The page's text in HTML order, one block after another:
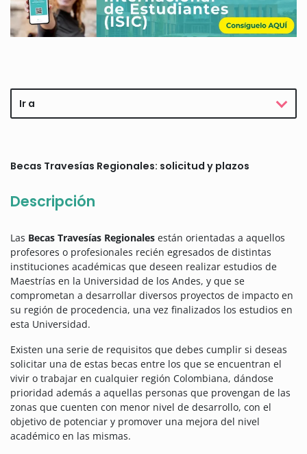
Ir a
Becas Travesías Regionales: solicitud y plazos
Descripción
Las Becas Travesías Regionales están orientadas a aquellos
profesores o profesionales recién egresados de distintas
instituciones académicas que deseen realizar estudios de
Maestrías en la Universidad de los Andes, y que se
comprometan a desarrollar diversos proyectos de impacto en
su región de procedencia, una vez finalizados los estudios en
esta Universidad.
Existen una serie de requisitos que debes cumplir si deseas
solicitar una de estas becas entre los que se encuentran el
vivir o trabajar en cualquier región Colombiana, dándose
prioridad además a aquellas personas que provengan de las
zonas que cuenten con menor nivel de desarrollo, con el
objetivo de potenciar y promover una mejora del nivel
académico en las mismas.